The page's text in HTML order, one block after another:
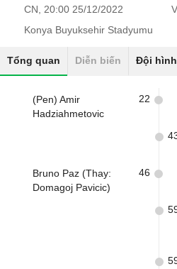
CN, 20:00 25/12/2022
Konya Buyuksehir Stadyumu
Tổng quan Diễn biến Đội hình
(Pen) Amir
Hadziahmetovic
22
Bruno Paz (Thay:
Domagoj Pavicic)
46